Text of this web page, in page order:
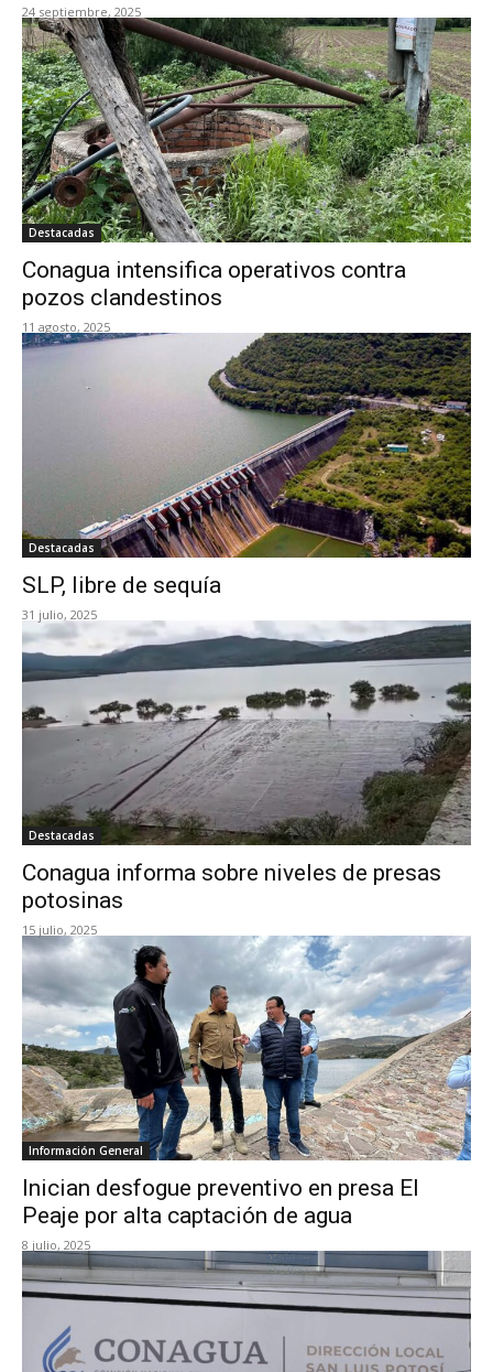
24 septiembre, 2025
Destacadas
Conagua intensifica operativos contra
pozos clandestinos
11 agosto, 2025
Destacadas
SLP, libre de sequía
31 julio, 2025
Destacadas
Conagua informa sobre niveles de presas
potosinas
15 julio, 2025
Información General
Inician desfogue preventivo en presa El
Peaje por alta captación de agua
8 julio, 2025